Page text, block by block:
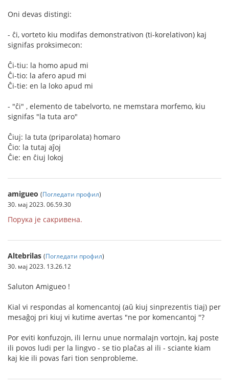
Oni devas distingi:
- ĉi, vorteto kiu modifas demonstrativon (ti-korelativon) kaj
signifas proksimecon:
Ĉi-tiu: la homo apud mi
Ĉi-tio: la afero apud mi
Ĉi-tie: en la loko apud mi
- "ĉi" , elemento de tabelvorto, ne memstara morfemo, kiu
signifas "la tuta aro"
Ĉiuj: la tuta (priparolata) homaro
Ĉio: la tutaj aĵoj
Ĉie: en ĉiuj lokoj
amigueo (Погледати профил)
30. мај 2023. 06.59.30
Порука је сакривена.
Altebrilas (Погледати профил)
30. мај 2023. 13.26.12
Saluton Amigueo !
Kial vi respondas al komencantoj (aŭ kiuj sinprezentis tiaj) per
mesaĝoj pri kiuj vi kutime avertas "ne por komencantoj "?
Por eviti konfuzojn, ili lernu unue normalajn vortojn, kaj poste
ili povos ludi per la lingvo - se tio plaĉas al ili - sciante kiam
kaj kie ili povas fari tion senprobleme.